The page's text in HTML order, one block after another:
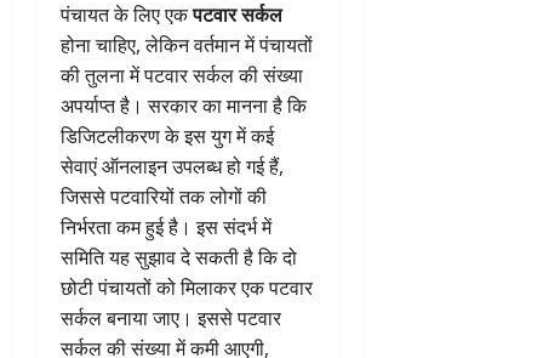
पंचायत के लिए एकपटवार सर्कल
होना चाहिए, लेकिन वर्तमान में पंचायतों
की तुलना में पटवार सर्कल की संख्या
अपर्याप्त है। सरकार का मानना है कि
डिजिटलीकरण के इस युग में कई
सेवाएं ऑनलाइन उपलब्ध हो गई हैं,
जिससे पटवारियों तक लोगों की
निर्भरता कम हुई है। इस संदर्भ में
समिति यह सुझाव दे सकती है कि दो
छोटी पंचायतों को मिलाकर एक पटवार
सर्कल बनाया जाए। इससे पटवार
सर्कल की संख्या में कमी आएगी,